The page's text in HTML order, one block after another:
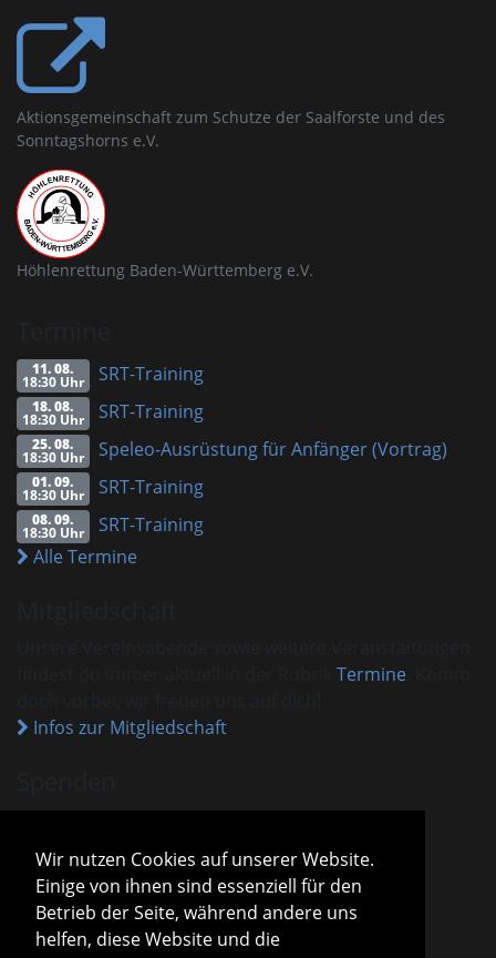
Wir nutzen Cookies auf unserer Website.
Einige von ihnen sind essenziell für den
Betrieb der Seite, während andere uns
helfen, diese Website und die
Aktionsgemeinschaft zum Schutze der Saalforste und des
Sonntagshorns e.V.
Höhlenrettung Baden-Württemberg e.V.
11. 08.
18:30 Uhr SRT-Training
18. 08.
18:30 Uhr SRT-Training
25. 08.
18:30 Uhr Speleo-Ausrüstung für Anfänger (Vortrag)
01. 09.
18:30 Uhr SRT-Training
08. 09.
18:30 Uhr
SRT-Training
Alle Termine
Termine
Infos zur Mitgliedschaft
VHM ist als gemeinnützig anerkannt.
Spenden und Beiträge sind mit dem aktuellen
Freistellungsbescheid steuerlich absetzbar.
Sparda-Bank München
IBAN
DE13 7009 0500 0001 2800 15
GENODEF1S04
Infos zu Spenden